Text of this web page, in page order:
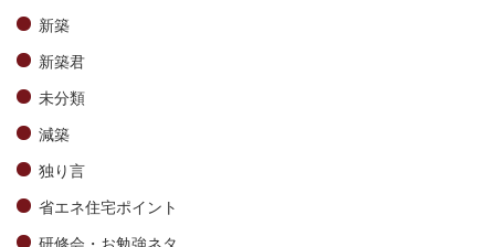
新築
新築君
未分類
減築
独り言
省エネ住宅ポイント
研修会・お勉強ネタ